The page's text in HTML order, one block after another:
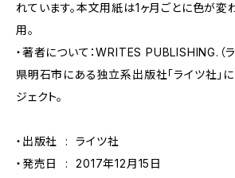
れています。本文用紙は1ヶ月ごとに色が変
用。
・著者について：WRITES PUBLISHING.（
県明石市にある独立系出版社「ライツ社」
ジェクト。
・出版社 ‏ : ‎ ライツ社
・発売日 ‏ : ‎ 2017年12月15日